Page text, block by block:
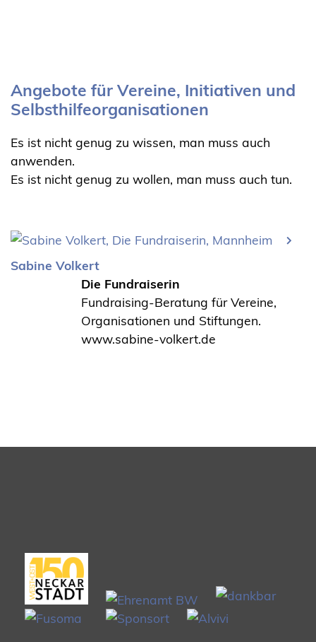
Angebote für Vereine, Initiativen und
Selbsthilfeorganisationen
Es ist nicht genug zu wissen, man muss auch
anwenden.
Es ist nicht genug zu wollen, man muss auch tun.
Sabine Volkert
Die Fundraiserin
Fundraising-Beratung für Vereine,
Organisationen und Stiftungen.
www.sabine-volkert.de